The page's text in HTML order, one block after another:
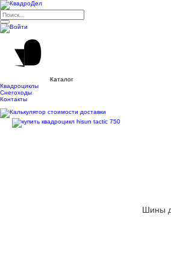
Каталог
Квадроциклы
Снегоходы
Контакты
Шины